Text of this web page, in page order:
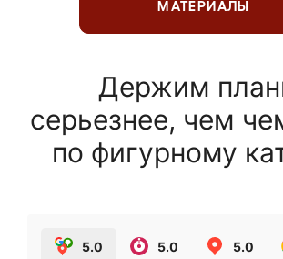
МАТЕРИАЛЫ
Держим
серьезнее, чем
по фигурному
5.0 5.0 5.0